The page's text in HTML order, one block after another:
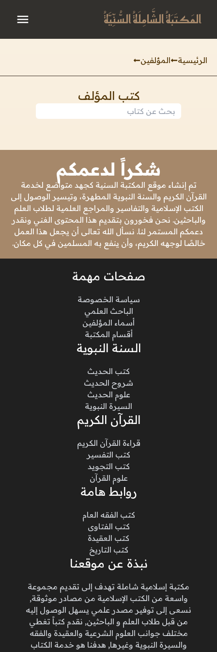
المَكتَبَةُ الشَّامِلَةُ السُّنِّيَّةُ
الرئيسية المؤلفين
كتب المؤلف
شكراً لدعمكم
تم إنشاء موقع المكتبة السنية كجهد متواضع لخدمة
القرآن الكريم والسنة النبوية المطهرة، وتيسير الوصول إلى
الكتب الإسلامية والتفاسير والمراجع العلمية لطلاب العلم
والباحثين. نحن فخورون بتقديم هذا المحتوى الغني ونقدر
دعمكم المستمر لنا. نسأل الله تعالى أن يجعل هذا العمل
خالصًا لوجهه الكريم، وأن ينفع به المسلمين في كل مكان.
صفحات مهمة
سياسة الخصوصة
الباحث العلمي
أسماء المؤلفين
أقسام المكتبة
السنة النبوية
كتب الحديث
شروح الحديث
علوم الحديث
السيرة النبوية
القرآن الكريم
قراءة القرآن الكريم
كتب التفسير
كتب التجويد
علوم القرآن
روابط هامة
كتب الفقه العام
كتب الفتاوى
كتب العقيدة
كتب التاريخ
نبذة عن موقعنا
مكتبة إسلامية شاملة تهدف إلى تقديم مجموعة
واسعة من الكتب الإسلامية من مصادر موثوقة,
نسعى إلى توفير مصدر علمي يسهل الوصول إليه
من قبل طلاب العلم و الباحثين, نقدم كتباً تغطي
مختلف جوانب العلوم الشرعية والعقيدة والفقه
والسيرة النبوية وغيرها, هدفنا هو خدمة الكتاب